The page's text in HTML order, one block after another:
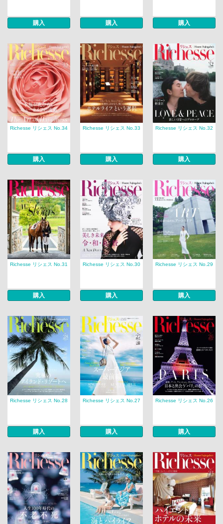
購入 購入 購入
Richesse リシェス No.34
購入
Richesse リシェス No.33
購入
Richesse リシェス No.32
購入
Richesse リシェス No.31
購入
Richesse リシェス No.30
購入
Richesse リシェス No.29
購入
Richesse リシェス No.28
購入
Richesse リシェス No.27
購入
Richesse リシェス No.26
購入